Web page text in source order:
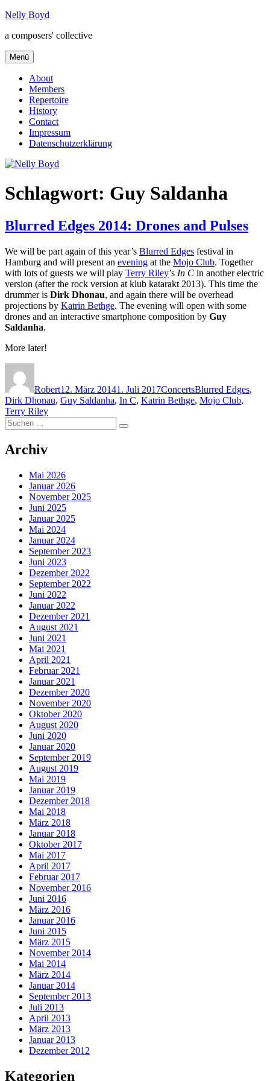
Zum
springen
Nelly Boyd
a composers' collective
Menü
About
Members
Repertoire
History
Contact
Impressum
Datenschutzerklärung
Schlagwort: Guy Saldanha
Blurred Edges 2014: Drones and Pulses
We will be part again of this year’s Blurred Edges festival in
Hamburg and will present an evening at the Mojo Club. Together
with lots of guests we will play Terry Riley’s In C in another electric
version (after the rock version at klub katarakt 2013). This time the
drummer is Dirk Dhonau, and again there will be overhead
projections by Katrin Bethge. The evening will open with some
drones and an interactive smartphone composition by Guy
Saldanha.
More later!
Robert12. März 20141. Juli 2017ConcertsBlurred Edges,
Dirk Dhonau, Guy Saldanha, In C, Katrin Bethge, Mojo Club,
Terry Riley
Suchen
nach:
Suchen
Archiv
Mai 2026
Januar 2026
November 2025
Juni 2025
Januar 2025
Mai 2024
Januar 2024
September 2023
Juni 2023
Dezember 2022
September 2022
Juni 2022
Januar 2022
Dezember 2021
August 2021
Juni 2021
Mai 2021
April 2021
Februar 2021
Januar 2021
Dezember 2020
November 2020
Oktober 2020
August 2020
Juni 2020
Januar 2020
September 2019
August 2019
Mai 2019
Januar 2019
Dezember 2018
Mai 2018
März 2018
Januar 2018
Oktober 2017
Mai 2017
April 2017
Februar 2017
November 2016
Juni 2016
März 2016
Januar 2016
Juni 2015
März 2015
November 2014
Mai 2014
März 2014
Januar 2014
September 2013
Juli 2013
April 2013
März 2013
Januar 2013
Dezember 2012
Kategorien